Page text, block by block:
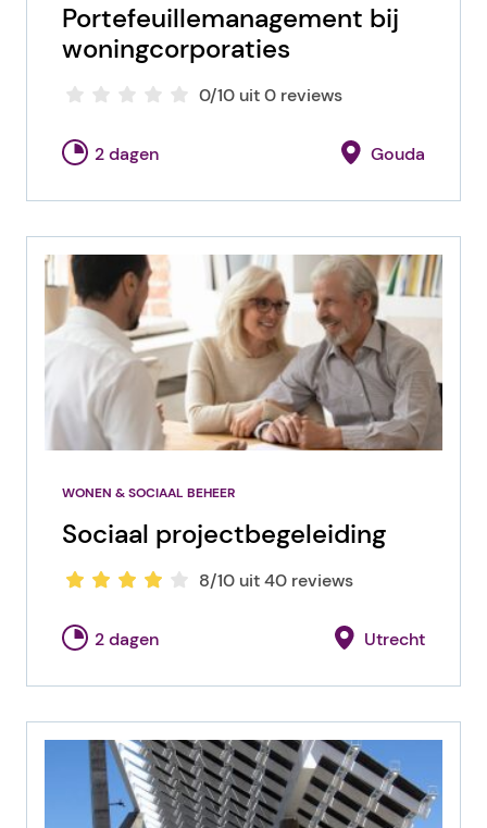
Portefeuillemanagement bij
woningcorporaties
0/10 uit 0 reviews
2 dagen Gouda
WONEN & SOCIAAL BEHEER
Sociaal projectbegeleiding
8/10 uit 40 reviews
2 dagen Utrecht